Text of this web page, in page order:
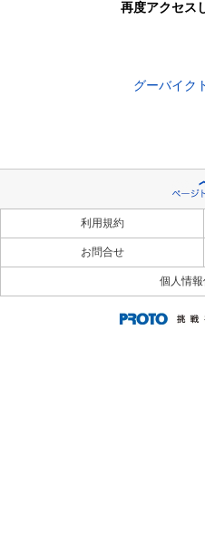
再度アクセス
グーバイク
利用規約
お問合せ
個人情